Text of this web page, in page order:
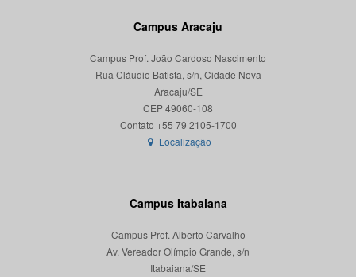
Campus Aracaju
Campus Prof. João Cardoso Nascimento
Rua Cláudio Batista, s/n, Cidade Nova
Aracaju/SE
CEP 49060-108
Localização
Campus Itabaiana
Campus Prof. Alberto Carvalho
Av. Vereador Olímpio Grande, s/n
Itabaiana/SE